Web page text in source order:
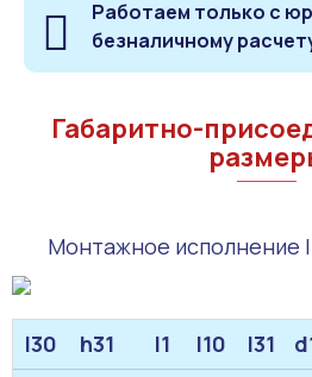
Работаем только с
безналичному
Габаритно-
Монтажное исполнение
l30 h31 l1 l10 l31